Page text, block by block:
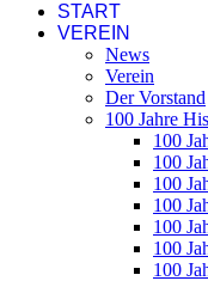
START
VEREIN
News
Verein
Der Vorstand
100 Jahre
100
100
100
100
100
100
100